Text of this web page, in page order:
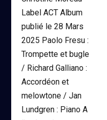
Label ACT Album
publié le 28 Mars
2025 Paolo Fresu :
Trompette et bugle
/ Richard Galliano :
Accordéon et
melowtone / Jan
Lundgren : Piano A